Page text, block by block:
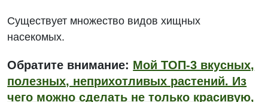
Существует множество видов хищных
насекомых.
Обратите внимание: Мой ТОП-3 вкусных,
полезных, неприхотливых растений. Из
чего можно сделать не только красивую,